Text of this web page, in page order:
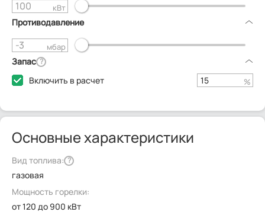
кВт
Противодавление
мбар
Запас ?
Включить в расчет %
Основные характеристики
Вид топлива: ?
газовая
Мощность горелки:
от 120 до 900 кВт